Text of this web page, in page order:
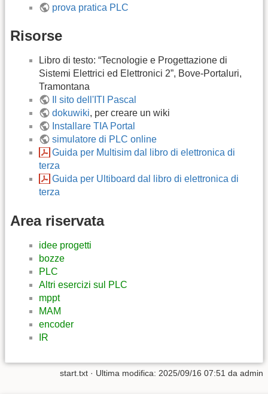
prova pratica PLC
Risorse
Libro di testo: “Tecnologie e Progettazione di
Sistemi Elettrici ed Elettronici 2”, Bove-Portaluri,
Tramontana
Il sito dell'ITI Pascal
dokuwiki, per creare un wiki
Installare TIA Portal
simulatore di PLC online
Guida per Multisim dal libro di elettronica di
terza
Guida per Ultiboard dal libro di elettronica di
terza
Area riservata
idee progetti
bozze
PLC
Altri esercizi sul PLC
mppt
MAM
encoder
IR
start.txt · Ultima modifica: 2025/09/16 07:51 da admin